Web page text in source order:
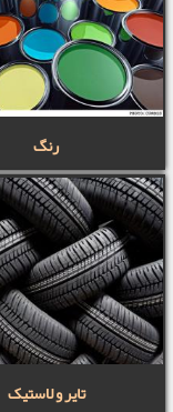
رنگ
تایر و لاستیک